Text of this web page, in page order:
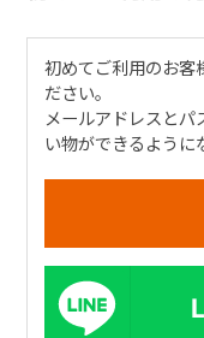
初めてご利用のお客
ださい。
メールアドレスと
い物ができるように